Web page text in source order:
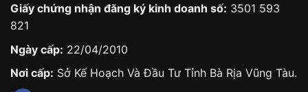
Giấy chứng nhận đăng ký kinh doanh số: 3501 593
821
Ngày cấp: 22/04/2010
Nơi cấp: Sở Kế Hoạch Và Đầu Tư Tỉnh Bà Rịa Vũng Tàu.